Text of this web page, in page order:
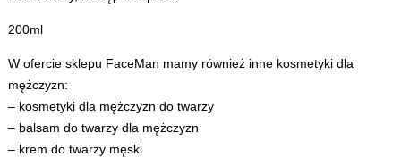
200ml
W ofercie sklepu FaceMan mamy również inne kosmetyki dla
mężczyzn:
– kosmetyki dla mężczyzn do twarzy
– balsam do twarzy dla mężczyzn
– krem do twarzy męski